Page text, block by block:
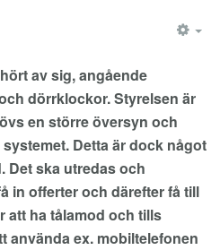
av sig, angående
dörrklockor. Styrelsen är
en större översyn och
Detta är dock något
Det ska utredas och
in offerter och därefter få till
att ha tålamod och tills
använda ex. mobiltelefonen